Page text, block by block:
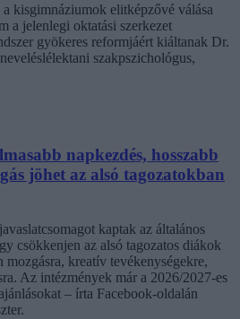
kisgimnáziumok elitképzővé válása
a jelenlegi oktatási szerkezet
gyökeres reformjáért kiáltanak Dr.
szakpszichológus,
napkezdés, hosszabb
jöhet az alsó tagozatokban
kaptak az általános
csökkenjen az alsó tagozatos diákok
mozgásra, kreatív tevékenységekre,
Az intézmények már a 2026/2027-es
– írta Facebook-oldalán